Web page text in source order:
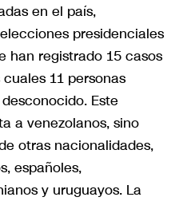
en el país,
presidenciales
han registrado 15 casos
11 personas
Este
a venezolanos, sino
otras nacionalidades,
españoles,
y uruguayos. La